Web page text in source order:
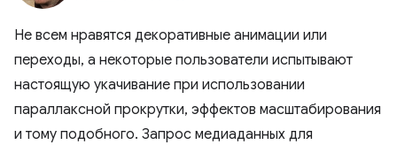
Не всем нравятся декоративные анимации или
переходы, а некоторые пользователи испытывают
настоящую укачивание при использовании
параллаксной прокрутки, эффектов масштабирования
и тому подобного. Запрос медиаданных для